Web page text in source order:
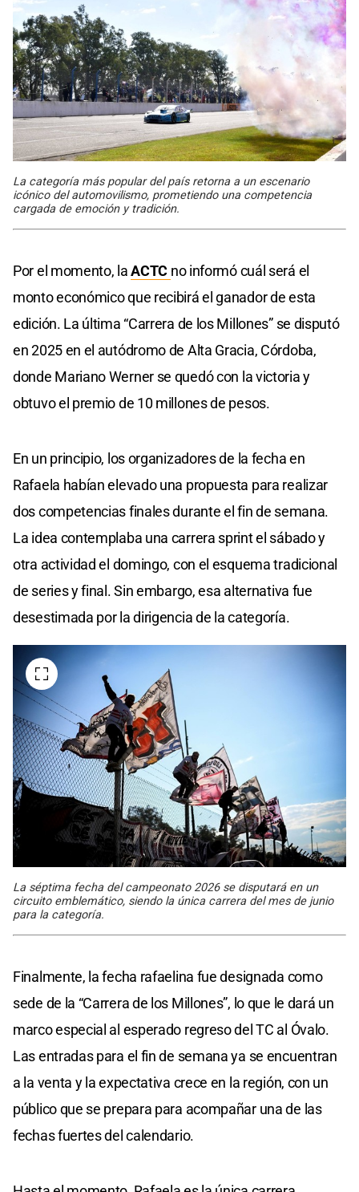
La categoría más popular del país retorna a un escenario
icónico del automovilismo, prometiendo una competencia
cargada de emoción y tradición.
Por el momento, laACTC no informó cuál será el
monto económico que recibirá el ganador de esta
edición. La última “Carrera de los Millones” se disputó
en 2025 en el autódromo de Alta Gracia, Córdoba,
donde Mariano Werner se quedó con la victoria y
obtuvo el premio de 10 millones de pesos.
En un principio, los organizadores de la fecha en
Rafaela habían elevado una propuesta para realizar
dos competencias finales durante el fin de semana.
La idea contemplaba una carrera sprint el sábado y
otra actividad el domingo, con el esquema tradicional
de series y final. Sin embargo, esa alternativa fue
desestimada por la dirigencia de la categoría.
La séptima fecha del campeonato 2026 se disputará en un
circuito emblemático, siendo la única carrera del mes de junio
para la categoría.
Finalmente, la fecha rafaelina fue designada como
sede de la “Carrera de los Millones”, lo que le dará un
marco especial al esperado regreso del TC al Óvalo.
Las entradas para el fin de semana ya se encuentran
a la venta y la expectativa crece en la región, con un
público que se prepara para acompañar una de las
fechas fuertes del calendario.